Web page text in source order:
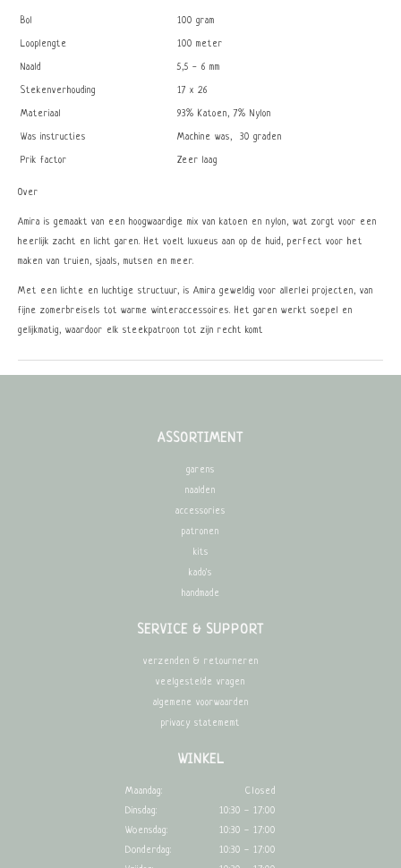
Bol 100 gram
Looplengte 100 meter
Naald 5,5 - 6 mm
Stekenverhouding 17 x 26
Materiaal 93% Katoen, 7% Nylon
Was instructies Machine was, 30 graden
Prik factor Zeer laag
Over
Amira is gemaakt van een hoogwaardige mix van katoen en nylon, wat zorgt voor een
heerlijk zacht en licht garen. Het voelt luxueus aan op de huid, perfect voor het
maken van truien, sjaals, mutsen en meer.
Met een lichte en luchtige structuur, is Amira geweldig voor allerlei projecten, van
fijne zomerbreisels tot warme winteraccessoires. Het garen werkt soepel en
gelijkmatig, waardoor elk steekpatroon tot zijn recht komt
ASSORTIMENT
garens
naalden
accessories
patronen
kits
kado's
handmade
SERVICE & SUPPORT
verzenden & retourneren
veelgestelde vragen
algemene voorwaarden
privacy statememt
WINKEL
Maandag:
Closed
Dinsdag:
10:30 - 17:00
Woensdag:
10:30 - 17:00
Donderdag:
10:30 - 17:00